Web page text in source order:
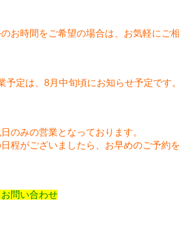
のお時間をご希望の場合は、お気軽にご
予定は、8月中旬頃にお知らせ予定です。
のみの営業となっております。
程がございましたら、お早めのご予約
問い合わせ